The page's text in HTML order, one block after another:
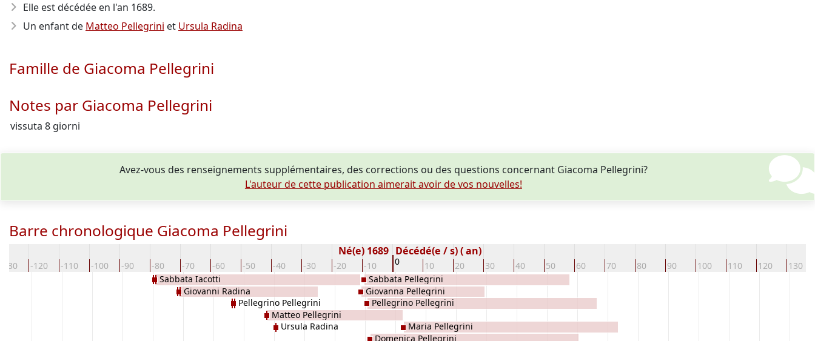
Elle est décédée en l'an 1689.
Un enfant de Matteo Pellegrini et Ursula Radina
Famille de Giacoma Pellegrini
Notes par Giacoma Pellegrini
vissuta 8 giorni
Avez-vous des renseignements supplémentaires, des corrections ou des questions concernant Giacoma Pellegrini?
L'auteur de cette publication aimerait avoir de vos nouvelles!
Barre chronologique Giacoma Pellegrini
-130 -120 -110 -100 -90 -80 -70 -60 -50 -40 -30 -20 -10 0 10 20 30 40 50 60 70 80 90 100 110 120 130
Né(e) 1689 Décédé(e / s) ( an)
Sabbata Iacotti
Giovanni Radina
Pellegrino Pellegrini
Matteo Pellegrini
Ursula Radina
Giovanna Pellegrini
Sabbata Pellegrini
Pellegrino Pellegrini
Domenica Pellegrini
Maria Pellegrini